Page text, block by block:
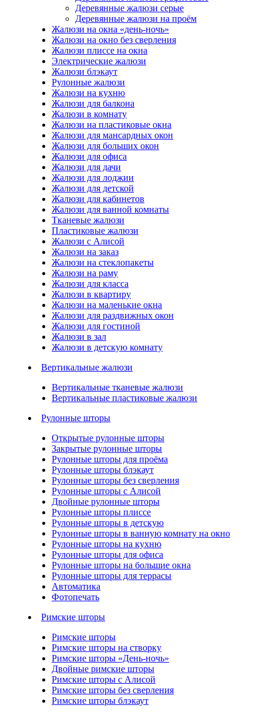
Деревянные жалюзи серые
Деревянные жалюзи на проём
Жалюзи на окна «день-ночь»
Жалюзи на окно без сверления
Жалюзи плиссе на окна
Электрические жалюзи
Жалюзи блэкаут
Рулонные жалюзи
Жалюзи на кухню
Жалюзи для балкона
Жалюзи в комнату
Жалюзи на пластиковые окна
Жалюзи для мансардных окон
Жалюзи для больших окон
Жалюзи для офиса
Жалюзи для дачи
Жалюзи для лоджии
Жалюзи для детской
Жалюзи для кабинетов
Жалюзи для ванной комнаты
Тканевые жалюзи
Пластиковые жалюзи
Жалюзи с Алисой
Жалюзи на заказ
Жалюзи на стеклопакеты
Жалюзи на раму
Жалюзи для класса
Жалюзи в квартиру
Жалюзи на маленькие окна
Жалюзи для раздвижных окон
Жалюзи для гостиной
Жалюзи в зал
Жалюзи в детскую комнату
Вертикальные жалюзи
Вертикальные тканевые жалюзи
Вертикальные пластиковые жалюзи
Рулонные шторы
Открытые рулонные шторы
Закрытые рулонные шторы
Рулонные шторы для проёма
Рулонные шторы блэкаут
Рулонные шторы без сверления
Рулонные шторы с Алисой
Двойные рулонные шторы
Рулонные шторы плиссе
Рулонные шторы в детскую
Рулонные шторы в ванную комнату на окно
Рулонные шторы на кухню
Рулонные шторы для офиса
Рулонные шторы на большие окна
Рулонные шторы для террасы
Автоматика
Фотопечать
Римские шторы
Римские шторы
Римские шторы на створку
Римские шторы «День-ночь»
Двойные римские шторы
Римские шторы с Алисой
Римские шторы без сверления
Римские шторы блэкаут